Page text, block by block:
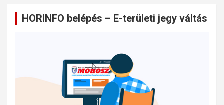
HORINFO belépés – E-területi jegy váltás